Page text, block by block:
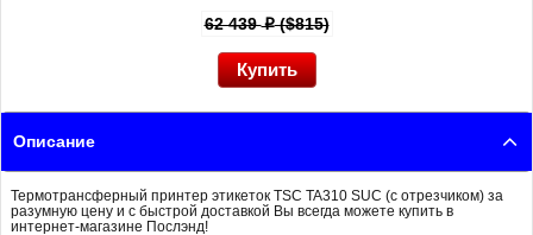
62 439p($815)
Описание
Термотрансферный принтер этикеток TSC TA310 SUC (с отрезчиком) за
разумную цену и с быстрой доставкой Вы всегда можете купить в
интернет-магазине Послэнд!